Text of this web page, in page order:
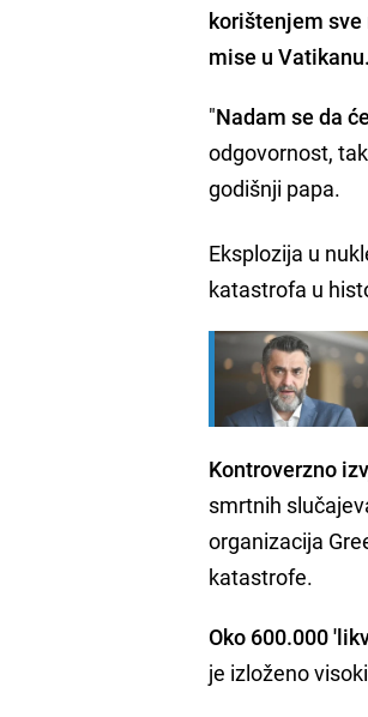
korištenjem
mise u Vatikanu.
"Nadam se da
odgovornost,
godišnji papa.
Eksplozija u
katastrofa u
Kontroverzno
smrtnih
organizacija
katastrofe.
Oko 600.000
je izloženo